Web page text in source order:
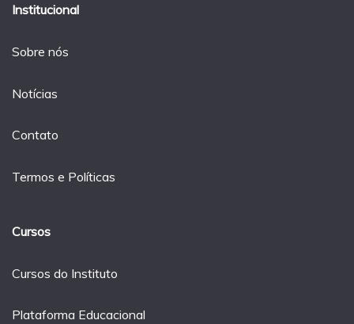
Institucional
Sobre nós
Notícias
Contato
Termos e Políticas
Cursos
Cursos do Instituto
Plataforma Educacional